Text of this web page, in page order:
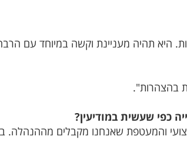
היא תהיה מעניינת וקשה במיוחד עם
בהצהרות".
כפי שעשית במודיעין?
והמעטפת שאנחנו מקבלים מההנהלה.